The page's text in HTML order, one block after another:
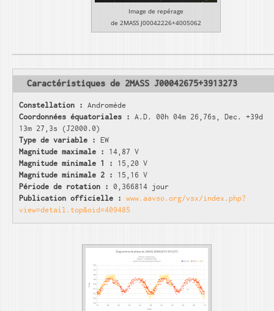
Image de repérage
de 2MASS J00042226+4005062
Caractéristiques de 2MASS J00042675+3913273
Constellation : Andromède
Coordonnées équatoriales : A.D. 00h 04m 26,76s, Dec. +39d
13m 27,3s (J2000.0)
Type de variable : EW
Magnitude maximale :
14,87 V
Magnitude minimale 1 :
15,20 V
Magnitude minimale 2 :
15,16 V
Période de rotation : 0,366814 jour
Publication officielle :
www.aavso.org/vsx/index.php?
view=detail.top&oid=409485